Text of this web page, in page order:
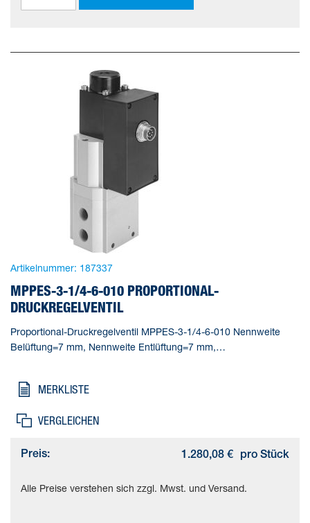
Artikelnummer: 187337
MPPES-3-1/4-6-010 PROPORTIONAL-
DRUCKREGELVENTIL
Proportional-Druckregelventil MPPES-3-1/4-6-010 Nennweite
Belüftung=7 mm, Nennweite Entlüftung=7 mm,
MERKLISTE
VERGLEICHEN
Preis: 1.280,08 € pro Stück
Alle Preise verstehen sich zzgl. Mwst. und Versand.